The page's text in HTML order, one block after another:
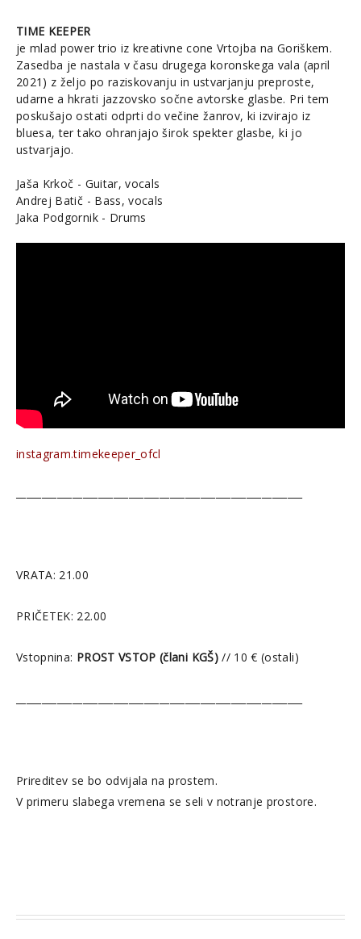
TIME KEEPER
je mlad power trio iz kreativne cone Vrtojba na Goriškem.
Zasedba je nastala v času drugega koronskega vala (april
2021) z željo po raziskovanju in ustvarjanju preproste,
udarne a hkrati jazzovsko sočne avtorske glasbe. Pri tem
poskušajo ostati odprti do večine žanrov, ki izvirajo iz
bluesa, ter tako ohranjajo širok spekter glasbe, ki jo
ustvarjajo.
Jaša Krkoč - Guitar, vocals
Andrej Batič - Bass, vocals
Jaka Podgornik - Drums
instagram.timekeeper_ofcl
VRATA: 21.00
PRIČETEK: 22.00
Vstopnina: PROST VSTOP (člani KGŠ)// 10 € (ostali)
Prireditev se bo odvijala na prostem.
V primeru slabega vremena se seli v notranje prostore.